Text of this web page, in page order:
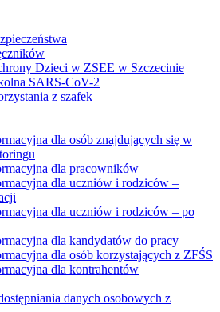
Dzieci w ZSEE w Szczecinie
SARS-CoV-2
z szafek
dla osób znajdujących się w
dla pracowników
dla uczniów i rodziców –
dla uczniów i rodziców – po
dla kandydatów do pracy
dla osób korzystających z ZFŚS
dla kontrahentów
danych osobowych z